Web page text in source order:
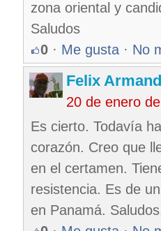
zona oriental y
Saludos
0 · Me gusta · No
Felix
20 de enero
Es cierto. Todavía
corazón. Creo que
en el certamen.
resistencia. Es de
en Panamá.